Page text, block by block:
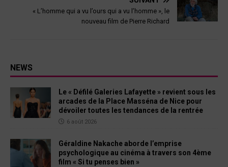
« L’homme qui a vu l’ours qui a vu l’homme », le
nouveau film de Pierre Richard
NEWS
Le « Défilé Galeries Lafayette » revient sous les
arcades de la Place Masséna de Nice pour
dévoiler toutes les tendances de la rentrée
6 août 2026
Géraldine Nakache aborde l’emprise
psychologique au cinéma à travers son 4ème
film « Si tu penses bien »